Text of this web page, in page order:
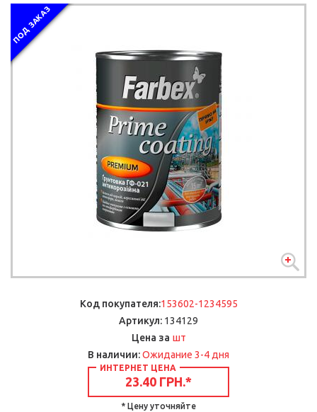
ПОД ЗАКАЗ
Код покупателя:153602-1234595
Артикул: 134129
Цена за шт
В наличии:Ожидание 3-4 дня
ИНТЕРНЕТ ЦЕНА
23.40 ГРН.*
* Цену уточняйте